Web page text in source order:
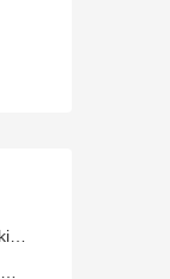
schemer是什么意思_schemer怎么读_音标ˈski-mə(r)